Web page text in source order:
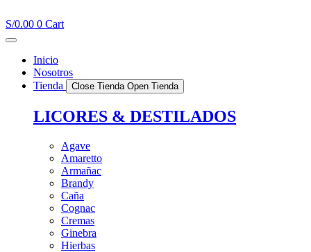
al
contenido
S/0.00 0 Cart
Inicio
Nosotros
Tienda
Close Tienda Open Tienda
LICORES & DESTILADOS
Agave
Amaretto
Armañac
Brandy
Caña
Cognac
Cremas
Ginebra
Hierbas